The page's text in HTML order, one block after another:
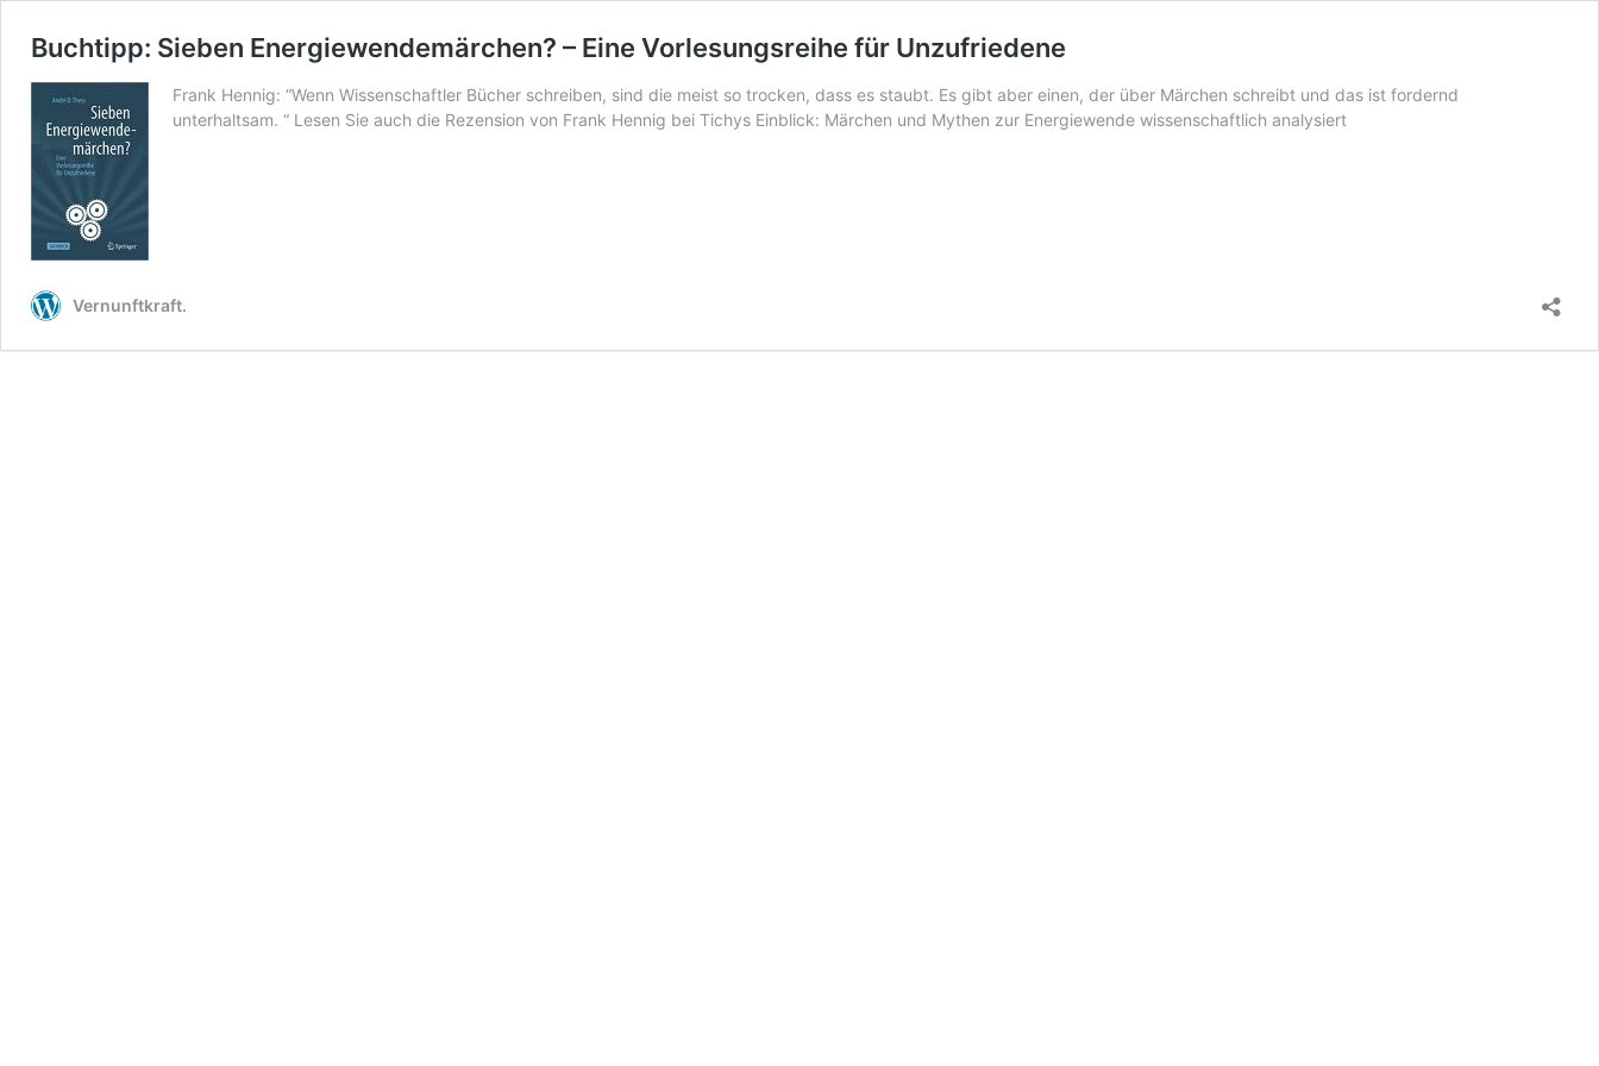
Buchtipp: Sieben Energiewendemärchen? – Eine Vorlesungsreihe für Unzufriedene
Frank Hennig: “Wenn Wissenschaftler Bücher schreiben, sind die meist so trocken, dass es staubt. Es gibt aber einen, der über Märchen schreibt und das ist fordernd
unterhaltsam. “ Lesen Sie auch die Rezension von Frank Hennig bei Tichys Einblick: Märchen und Mythen zur Energiewende wissenschaftlich analysiert
Vernunftkraft.